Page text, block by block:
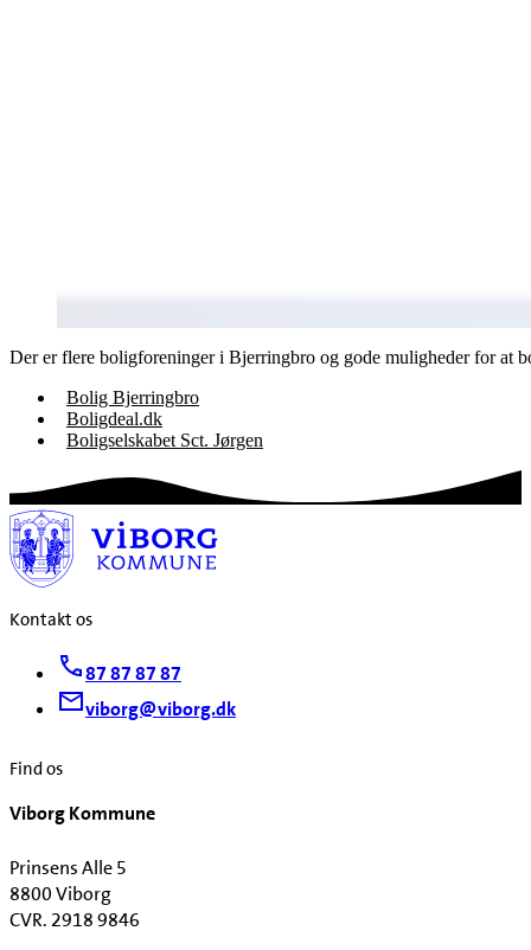
Der er flere boligforeninger i Bjerringbro og gode muligheder for at
Bolig Bjerringbro
Boligdeal.dk
Boligselskabet Sct. Jørgen
Kontakt os
87 87 87 87
viborg@viborg.dk
Find os
Viborg Kommune
Prinsens Alle 5
8800 Viborg
CVR. 2918 9846